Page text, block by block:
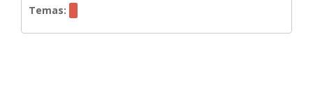
Temas: